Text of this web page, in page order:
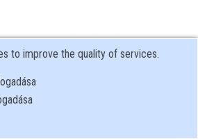
to improve the quality of services.